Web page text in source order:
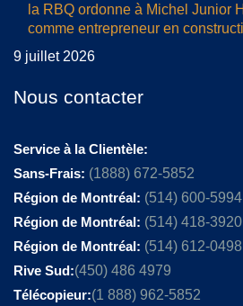
la RBQ ordonne à Michel Junior
comme entrepreneur en
9 juillet 2026
Nous contacter
Service à la Clientèle:
Sans-Frais: (1888) 672-5852
Région de Montréal: (514) 600-5994
Région de Montréal: (514) 418-3920
Région de Montréal: (514) 612-0498
Rive Sud:(450) 486 4979
Télécopieur:(1 888) 962-5852